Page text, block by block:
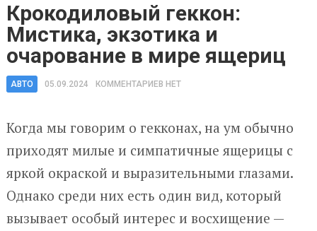
Крокодиловый геккон:
Мистика, экзотика и
очарование в мире ящериц
АВТО 05.09.2024 КОММЕНТАРИЕВ НЕТ
Когда мы говорим о гекконах, на ум обычно
приходят милые и симпатичные ящерицы с
яркой окраской и выразительными глазами.
Однако среди них есть один вид, который
вызывает особый интерес и восхищение —